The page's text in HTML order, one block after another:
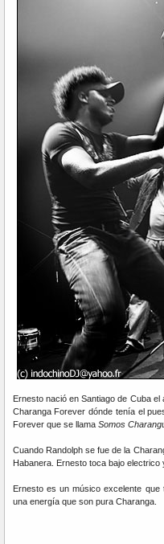
Ernesto nació en Santiago de Cuba
Charanga Forever dónde tenía el
Forever que se llama Somos
Cuando Randolph se fue de la
Habanera. Ernesto toca bajo
Ernesto es un músico excelente
una energía que son pura Charanga.